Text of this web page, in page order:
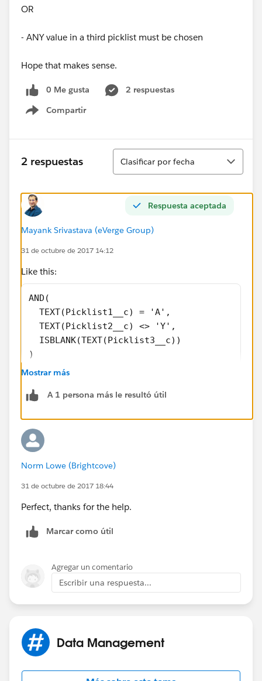
OR
- ANY value in a third picklist must be chosen
Hope that makes sense.
0 Me gusta
2 respuestas
Compartir
Show menu
2 respuestas
Ordenar
Clasificar por fecha
Respuesta aceptada
Mayank Srivastava (eVerge Group)
31 de octubre de 2017 14:12
Like this:
AND(
TEXT(Picklist1__c) = 'A',
TEXT(Picklist2__c) <> 'Y',
ISBLANK(TEXT(Picklist3__c))
)
Mostrar más
A 1 persona más le resultó útil
Norm Lowe (Brightcove)
31 de octubre de 2017 18:44
Perfect, thanks for the help.
Marcar como útil
Agregar un comentario
Escribir una respuesta...
Data Management